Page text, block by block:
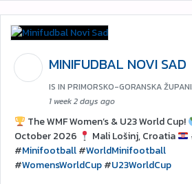
MINIFUDBAL NOVI SAD
IS IN PRIMORSKO-GORANSKA
1 week 2 days ago
The WMF Women’s & U23 World Cup!
October 2026
Mali Lošinj, Croatia
#Minifootball#WorldMinifootball
#WomensWorldCup#U23WorldCup